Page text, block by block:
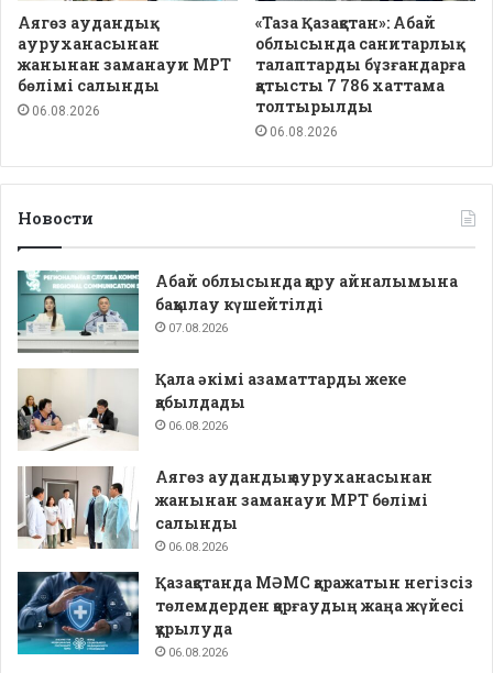
Аягөз аудандық
ауруханасынан
жанынан заманауи МРТ
бөлімі салынды
06.08.2026
«Таза Қазақстан»: Абай
облысында санитарлық
талаптарды бұзғандарға
қатысты 7 786 хаттама
толтырылды
06.08.2026
Новости
Абай облысында қару айналымына
бақылау күшейтілді
07.08.2026
Қала әкімі азаматтарды жеке
қабылдады
06.08.2026
Аягөз аудандық ауруханасынан
жанынан заманауи МРТ бөлімі
салынды
06.08.2026
Қазақстанда МӘМС қаражатын негізсіз
төлемдерден қорғаудың жаңа жүйесі
құрылуда
06.08.2026